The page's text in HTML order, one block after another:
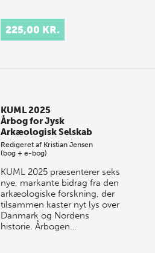
225,00 KR.
KUML 2025
Årbog for Jysk
Arkæologisk Selskab
Redigeret af Kristian Jensen
(bog + e-bog)
KUML 2025 præsenterer seks
nye, markante bidrag fra den
arkæologiske forskning, der
tilsammen kaster nyt lys over
Danmark og Nordens
historie. Årbogen…